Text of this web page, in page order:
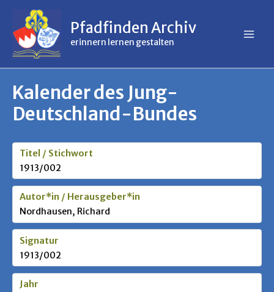
springen
springen
Pfadfinden Archiv
erinnern lernen gestalten
Kalender des Jung-
Deutschland-Bundes
Titel / Stichwort
1913/002
Autor*in / Herausgeber*in
Nordhausen, Richard
Signatur
1913/002
Jahr